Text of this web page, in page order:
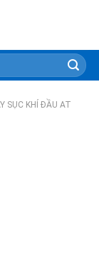
SỤC KHÍ ĐẦU AT